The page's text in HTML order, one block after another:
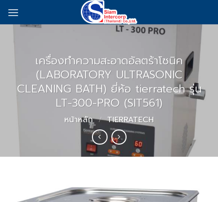
content
เครื่องทำความสะอาดอัลตร้าโซนิค
(LABORATORY ULTRASONIC
CLEANING BATH) ยี่ห้อ tierratech รุ่น
LT-300-PRO (SIT561)
หน้าหลัก / TIERRATECH